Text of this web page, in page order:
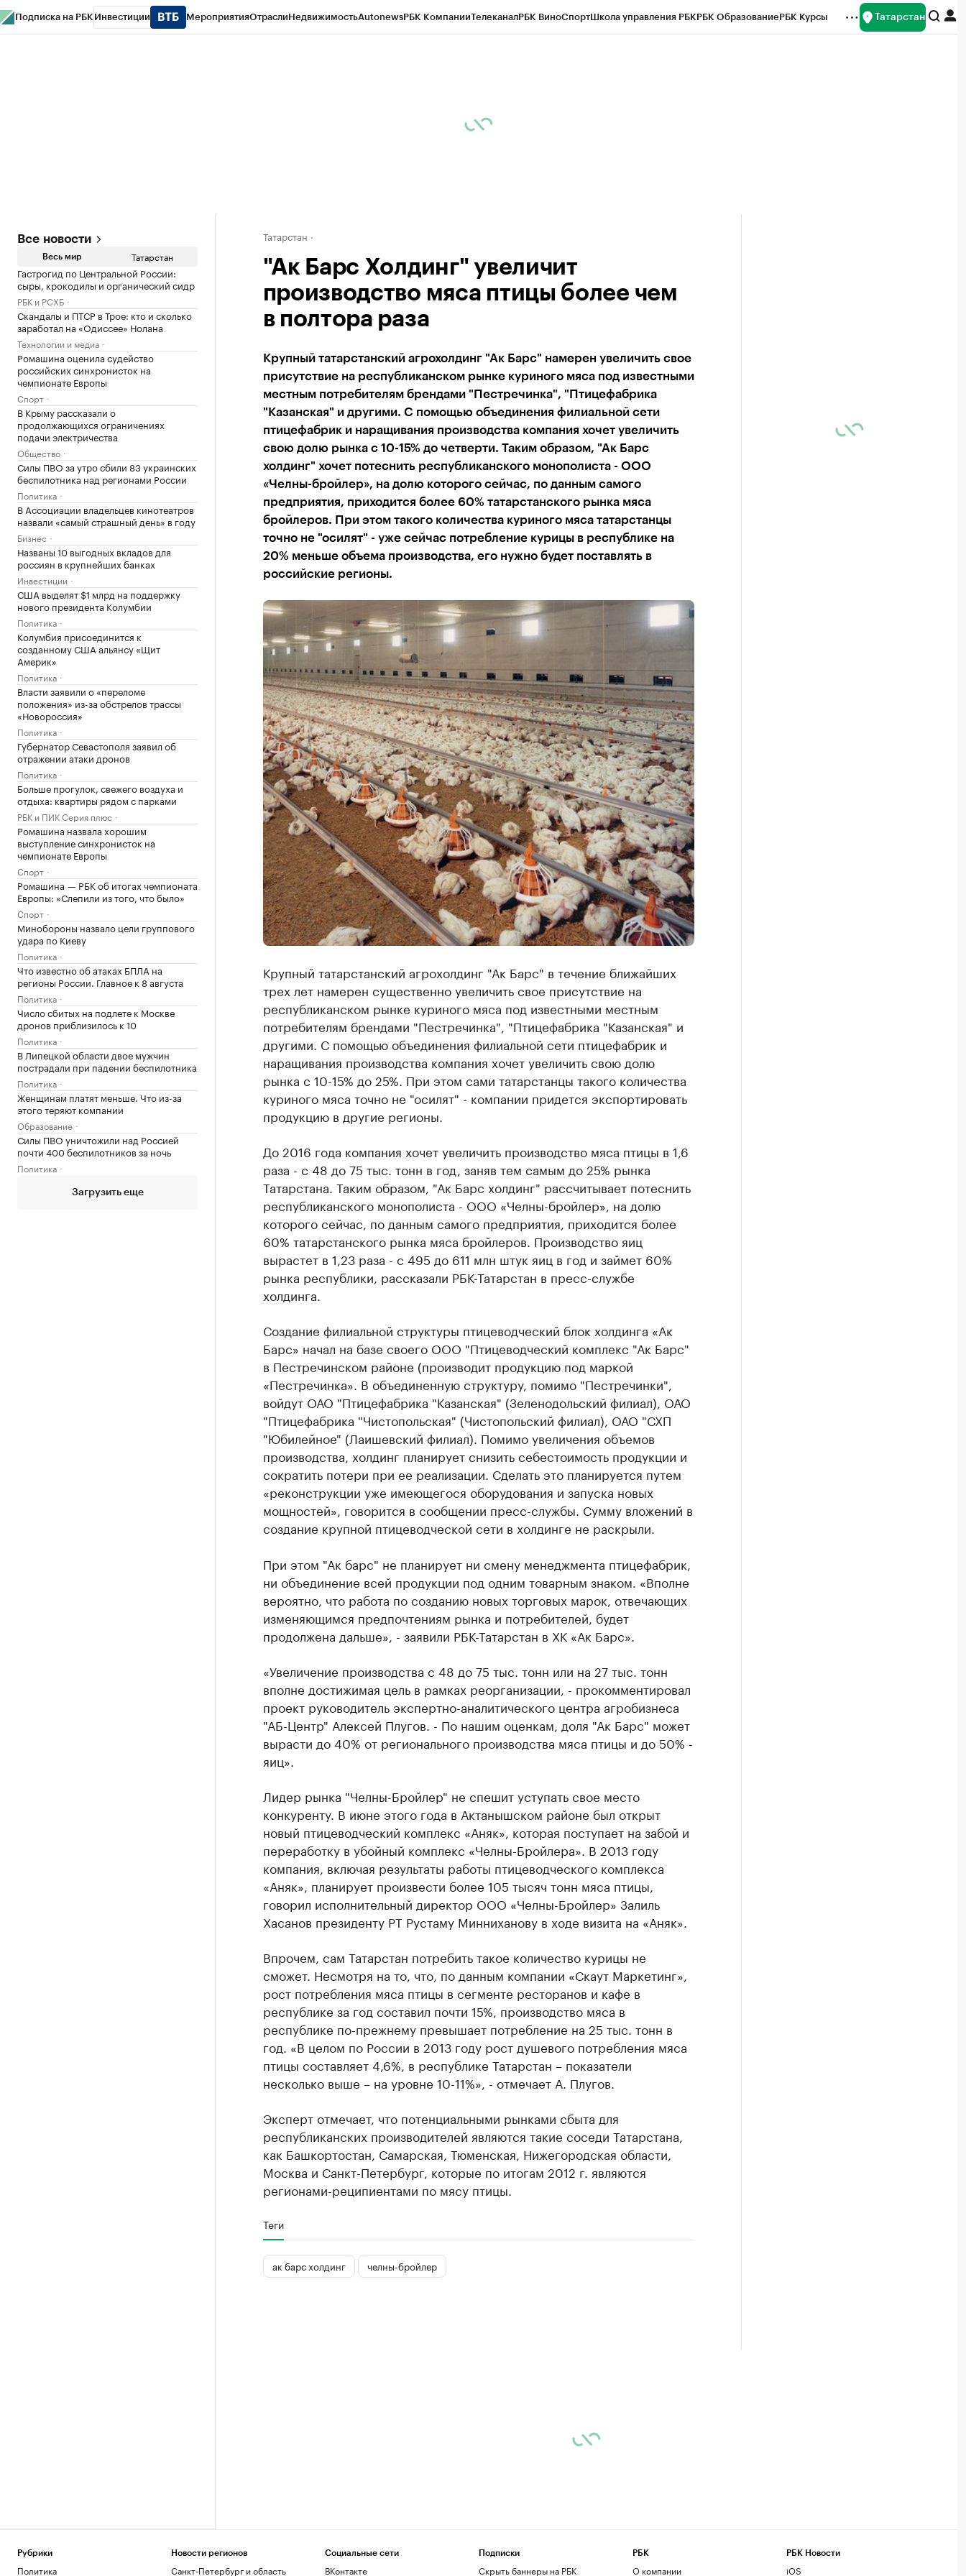
Подписка на РБК Инвестиции МероприятияОтраслиНедвижимостьAutonewsРБК КомпанииТелеканалРБК ВиноСпортШкола управления РБКРБК ОбразованиеРБК Курсы Татарстан
Все новости
Весь мир Татарстан
Гастрогид по Центральной России:
сыры, крокодилы и органический сидр
РБК и РСХБ
Скандалы и ПТСР в Трое: кто и сколько
заработал на «Одиссее» Нолана
Технологии и медиа
Ромашина оценила судейство
российских синхронисток на
чемпионате Европы
Спорт
В Крыму рассказали о
продолжающихся ограничениях
подачи электричества
Общество
Силы ПВО за утро сбили 83 украинских
беспилотника над регионами России
Политика
В Ассоциации владельцев кинотеатров
назвали «самый страшный день» в году
Бизнес
Названы 10 выгодных вкладов для
россиян в крупнейших банках
Инвестиции
США выделят $1 млрд на поддержку
нового президента Колумбии
Политика
Колумбия присоединится к
созданному США альянсу «Щит
Америк»
Политика
Власти заявили о «переломе
положения» из-за обстрелов трассы
«Новороссия»
Политика
Губернатор Севастополя заявил об
отражении атаки дронов
Политика
Больше прогулок, свежего воздуха и
отдыха: квартиры рядом с парками
РБК и ПИК Серия плюс
Ромашина назвала хорошим
выступление синхронисток на
чемпионате Европы
Спорт
Ромашина — РБК об итогах чемпионата
Европы: «Слепили из того, что было»
Спорт
Минобороны назвало цели группового
удара по Киеву
Политика
Что известно об атаках БПЛА на
регионы России. Главное к 8 августа
Политика
Число сбитых на подлете к Москве
дронов приблизилось к 10
Политика
В Липецкой области двое мужчин
пострадали при падении беспилотника
Политика
Женщинам платят меньше. Что из-за
этого теряют компании
Образование
Силы ПВО уничтожили над Россией
почти 400 беспилотников за ночь
Политика
Загрузить еще
Татарстан
"Ак Барс Холдинг" увеличит
производство мяса птицы более чем
в полтора раза
Крупный татарстанский агрохолдинг "Ак Барс" намерен увеличить свое
присутствие на республиканском рынке куриного мяса под известными
местным потребителям брендами "Пестречинка", "Птицефабрика
"Казанская" и другими. С помощью объединения филиальной сети
птицефабрик и наращивания производства компания хочет увеличить
свою долю рынка с 10-15% до четверти. Таким образом, "Ак Барс
холдинг" хочет потеснить республиканского монополиста - ООО
«Челны-бройлер», на долю которого сейчас, по данным самого
предприятия, приходится более 60% татарстанского рынка мяса
бройлеров. При этом такого количества куриного мяса татарстанцы
точно не "осилят" - уже сейчас потребление курицы в республике на
20% меньше объема производства, его нужно будет поставлять в
российские регионы.
Крупный татарстанский агрохолдинг "Ак Барс" в течение ближайших
трех лет намерен существенно увеличить свое присутствие на
республиканском рынке куриного мяса под известными местным
потребителям брендами "Пестречинка", "Птицефабрика "Казанская" и
другими. С помощью объединения филиальной сети птицефабрик и
наращивания производства компания хочет увеличить свою долю
рынка с 10-15% до 25%. При этом сами татарстанцы такого количества
куриного мяса точно не "осилят" - компании придется экспортировать
продукцию в другие регионы.
До 2016 года компания хочет увеличить производство мяса птицы в 1,6
раза - с 48 до 75 тыс. тонн в год, заняв тем самым до 25% рынка
Татарстана. Таким образом, "Ак Барс холдинг" рассчитывает потеснить
республиканского монополиста - ООО «Челны-бройлер», на долю
которого сейчас, по данным самого предприятия, приходится более
60% татарстанского рынка мяса бройлеров. Производство яиц
вырастет в 1,23 раза - с 495 до 611 млн штук яиц в год и займет 60%
рынка республики, рассказали РБК-Татарстан в пресс-службе
холдинга.
Создание филиальной структуры птицеводческий блок холдинга «Ак
Барс» начал на базе своего ООО "Птицеводческий комплекс "Ак Барс"
в Пестречинском районе (производит продукцию под маркой
«Пестречинка». В объединенную структуру, помимо "Пестречинки",
войдут ОАО "Птицефабрика "Казанская" (Зеленодольский филиал), ОАО
"Птицефабрика "Чистопольская" (Чистопольский филиал), ОАО "СХП
"Юбилейное" (Лаишевский филиал). Помимо увеличения объемов
производства, холдинг планирует снизить себестоимость продукции и
сократить потери при ее реализации. Сделать это планируется путем
«реконструкции уже имеющегося оборудования и запуска новых
мощностей», говорится в сообщении пресс-службы. Сумму вложений в
создание крупной птицеводческой сети в холдинге не раскрыли.
При этом "Ак барс" не планирует ни смену менеджмента птицефабрик,
ни объединение всей продукции под одним товарным знаком. «Вполне
вероятно, что работа по созданию новых торговых марок, отвечающих
изменяющимся предпочтениям рынка и потребителей, будет
продолжена дальше», - заявили РБК-Татарстан в ХК «Ак Барс».
«Увеличение производства с 48 до 75 тыс. тонн или на 27 тыс. тонн
вполне достижимая цель в рамках реорганизации, - прокомментировал
проект руководитель экспертно-аналитического центра агробизнеса
"АБ-Центр" Алексей Плугов. - По нашим оценкам, доля "Ак Барс" может
вырасти до 40% от регионального производства мяса птицы и до 50% -
яиц».
Лидер рынка "Челны-Бройлер" не спешит уступать свое место
конкуренту. В июне этого года в Актанышском районе был открыт
новый птицеводческий комплекс «Аняк», которая поступает на забой и
переработку в убойный комплекс «Челны-Бройлера». В 2013 году
компания, включая результаты работы птицеводческого комплекса
«Аняк», планирует произвести более 105 тысяч тонн мяса птицы,
говорил исполнительный директор ООО «Челны-Бройлер» Залиль
Хасанов президенту РТ Рустаму Минниханову в ходе визита на «Аняк».
Впрочем, сам Татарстан потребить такое количество курицы не
сможет. Несмотря на то, что, по данным компании «Скаут Маркетинг»,
рост потребления мяса птицы в сегменте ресторанов и кафе в
республике за год составил почти 15%, производство мяса в
республике по-прежнему превышает потребление на 25 тыс. тонн в
год. «В целом по России в 2013 году рост душевого потребления мяса
птицы составляет 4,6%, в республике Татарстан – показатели
несколько выше – на уровне 10-11%», - отмечает А. Плугов.
Эксперт отмечает, что потенциальными рынками сбыта для
республиканских производителей являются такие соседи Татарстана,
как Башкортостан, Самарская, Тюменская, Нижегородская области,
Москва и Санкт-Петербург, которые по итогам 2012 г. являются
регионами-реципиентами по мясу птицы.
Теги
ак барс холдинг челны-бройлер
Рубрики
Политика
Новости регионов
Санкт-Петербург и область
Социальные сети
ВКонтакте
Подписки
Скрыть баннеры на РБК
РБК
О компании
РБК Новости
iOS